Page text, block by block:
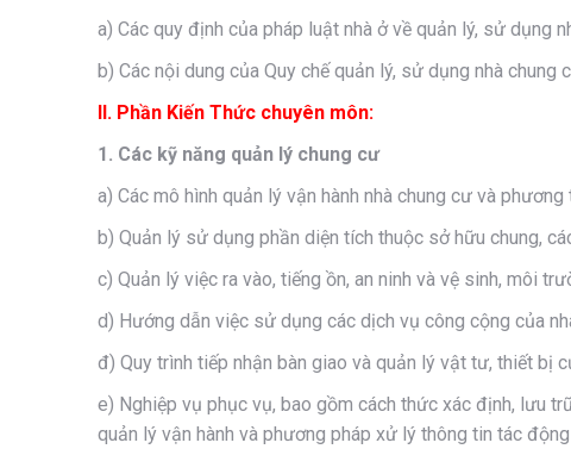
a) Các quy định của pháp luật nhà ở về quản lý, sử dụng
b) Các nội dung của Quy chế quản lý, sử dụng nhà chung
II. Phần Kiến Thức chuyên môn:
1. Các kỹ năng quản lý chung cư
a) Các mô hình quản lý vận hành nhà chung cư và
b) Quản lý sử dụng phần diện tích thuộc sở hữu chung,
c) Quản lý việc ra vào, tiếng ồn, an ninh và vệ sinh, môi
d) Hướng dẫn việc sử dụng các dịch vụ công cộng của
đ) Quy trình tiếp nhận bàn giao và quản lý vật tư, thiết bị
e) Nghiệp vụ phục vụ, bao gồm cách thức xác định, lưu
quản lý vận hành và phương pháp xử lý thông tin tác